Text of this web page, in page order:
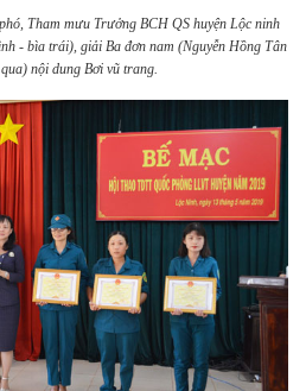
Tham mưu Trưởng BCH QS huyện Lộc ninh
- bìa trái), giải Ba đơn nam (Nguyễn Hồng Tân
nội dung Bơi vũ trang.